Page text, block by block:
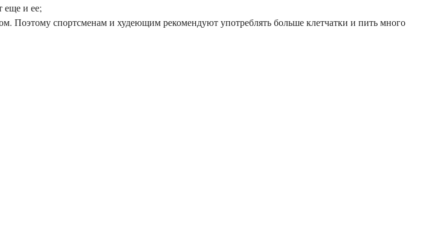
еще и ее;
Поэтому спортсменам и худеющим рекомендуют употреблять больше клетчатки и пить много